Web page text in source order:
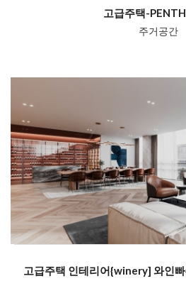
고급주택-
주거공간
고급주택 인테리어{winery] 와인